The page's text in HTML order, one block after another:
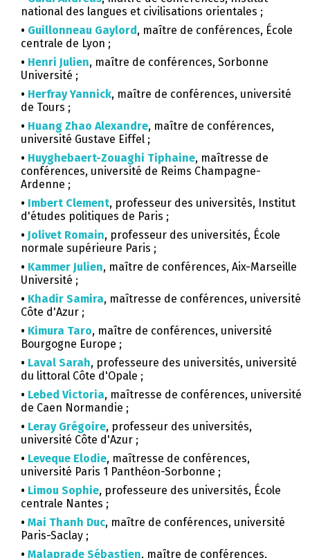
national des langues et civilisations orientales ;
• Guillonneau Gaylord, maître de conférences, École
centrale de Lyon ;
• Henri Julien, maître de conférences, Sorbonne
Université ;
• Herfray Yannick, maître de conférences, université
de Tours ;
• Huang Zhao Alexandre, maître de conférences,
université Gustave Eiffel ;
• Huyghebaert-Zouaghi Tiphaine, maîtresse de
conférences, université de Reims Champagne-
Ardenne ;
• Imbert Clement, professeur des universités, Institut
d'études politiques de Paris ;
• Jolivet Romain, professeur des universités, École
normale supérieure Paris ;
• Kammer Julien, maître de conférences, Aix-Marseille
Université ;
• Khadir Samira, maîtresse de conférences, université
Côte d'Azur ;
• Kimura Taro, maître de conférences, université
Bourgogne Europe ;
• Laval Sarah, professeure des universités, université
du littoral Côte d'Opale ;
• Lebed Victoria, maîtresse de conférences, université
de Caen Normandie ;
• Leray Grégoire, professeur des universités,
université Côte d'Azur ;
• Leveque Elodie, maîtresse de conférences,
université Paris 1 Panthéon-Sorbonne ;
• Limou Sophie, professeure des universités, École
centrale Nantes ;
• Mai Thanh Duc, maître de conférences, université
Paris-Saclay ;
• Malaprade Sébastien, maître de conférences,